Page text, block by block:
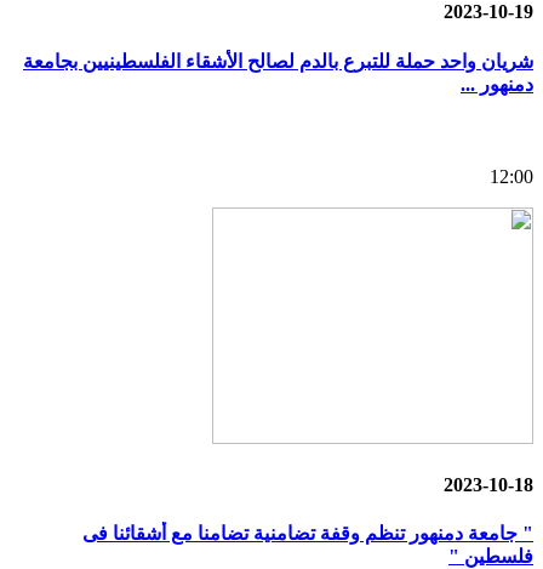
2023-10-19
شريان واحد حملة للتبرع بالدم لصالح الأشقاء الفلسطينيين بجامعة
دمنهور ...
12:00
2023-10-18
" جامعة دمنهور تنظم وقفة تضامنية تضامنا مع أشقائنا فى
فلسطين "